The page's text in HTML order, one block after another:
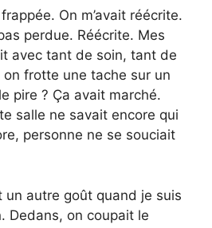
frappée. On m’avait réécrite.
perdue. Réécrite. Mes
avec tant de soin, tant de
frotte une tache sur un
pire ? Ça avait marché.
salle ne savait encore qui
personne ne se souciait
un autre goût quand je suis
Dedans, on coupait le